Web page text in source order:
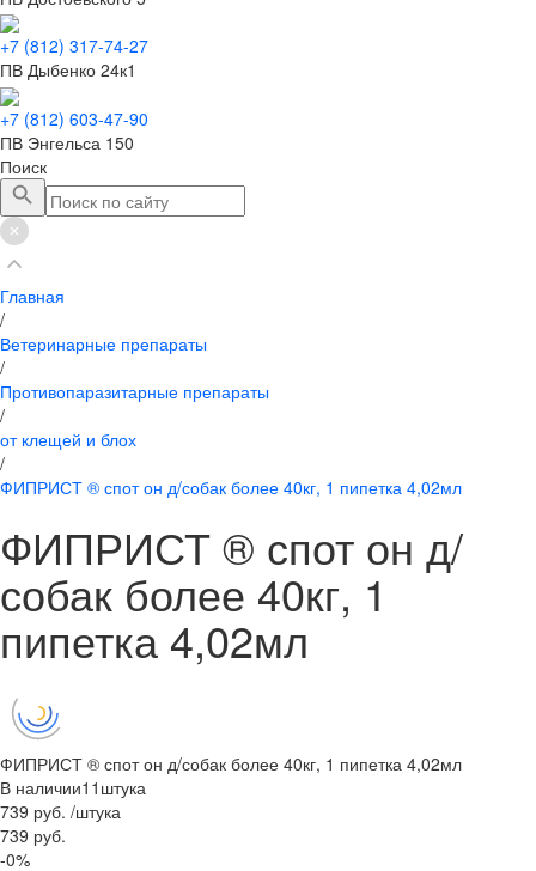
+7 (812) 317-74-27
ПВ Дыбенко 24к1
+7 (812) 603-47-90
ПВ Энгельса 150
Поиск
Главная
/
Ветеринарные препараты
/
Противопаразитарные препараты
/
от клещей и блох
/
ФИПРИСТ ® спот он д/собак более 40кг, 1 пипетка 4,02мл
ФИПРИСТ ® спот он д/
собак более 40кг, 1
пипетка 4,02мл
ФИПРИСТ ® спот он д/собак более 40кг, 1 пипетка 4,02мл
В наличии11 штука
739 руб. /штука
739 руб.
-0%